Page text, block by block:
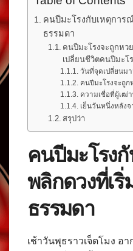
คนปีมะโรงกับเหตุการ
ธรรมดา
คนปีมะโรงจะถูกหว
เปลี่ยนชีวิตคนปีมะโ
วันที่จุดเปลี่ยนมา
คนปีมะโรงจะถู
ความเชื่อที่ผู้เฒ่
เย็นวันหนึ่งหลัง
สรุปว่า
คนปีมะโรง
พลิกดวงที่เริ่
ธรรมดา
เช้าวันพุธราวเจ็ดโมง อ